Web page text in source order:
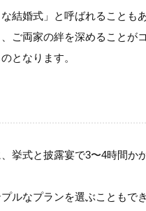
結婚式」と呼ばれることも
ご両家の絆を深めることが
となります。
挙式と披露宴で3〜4時間か
ルなプランを選ぶこともで